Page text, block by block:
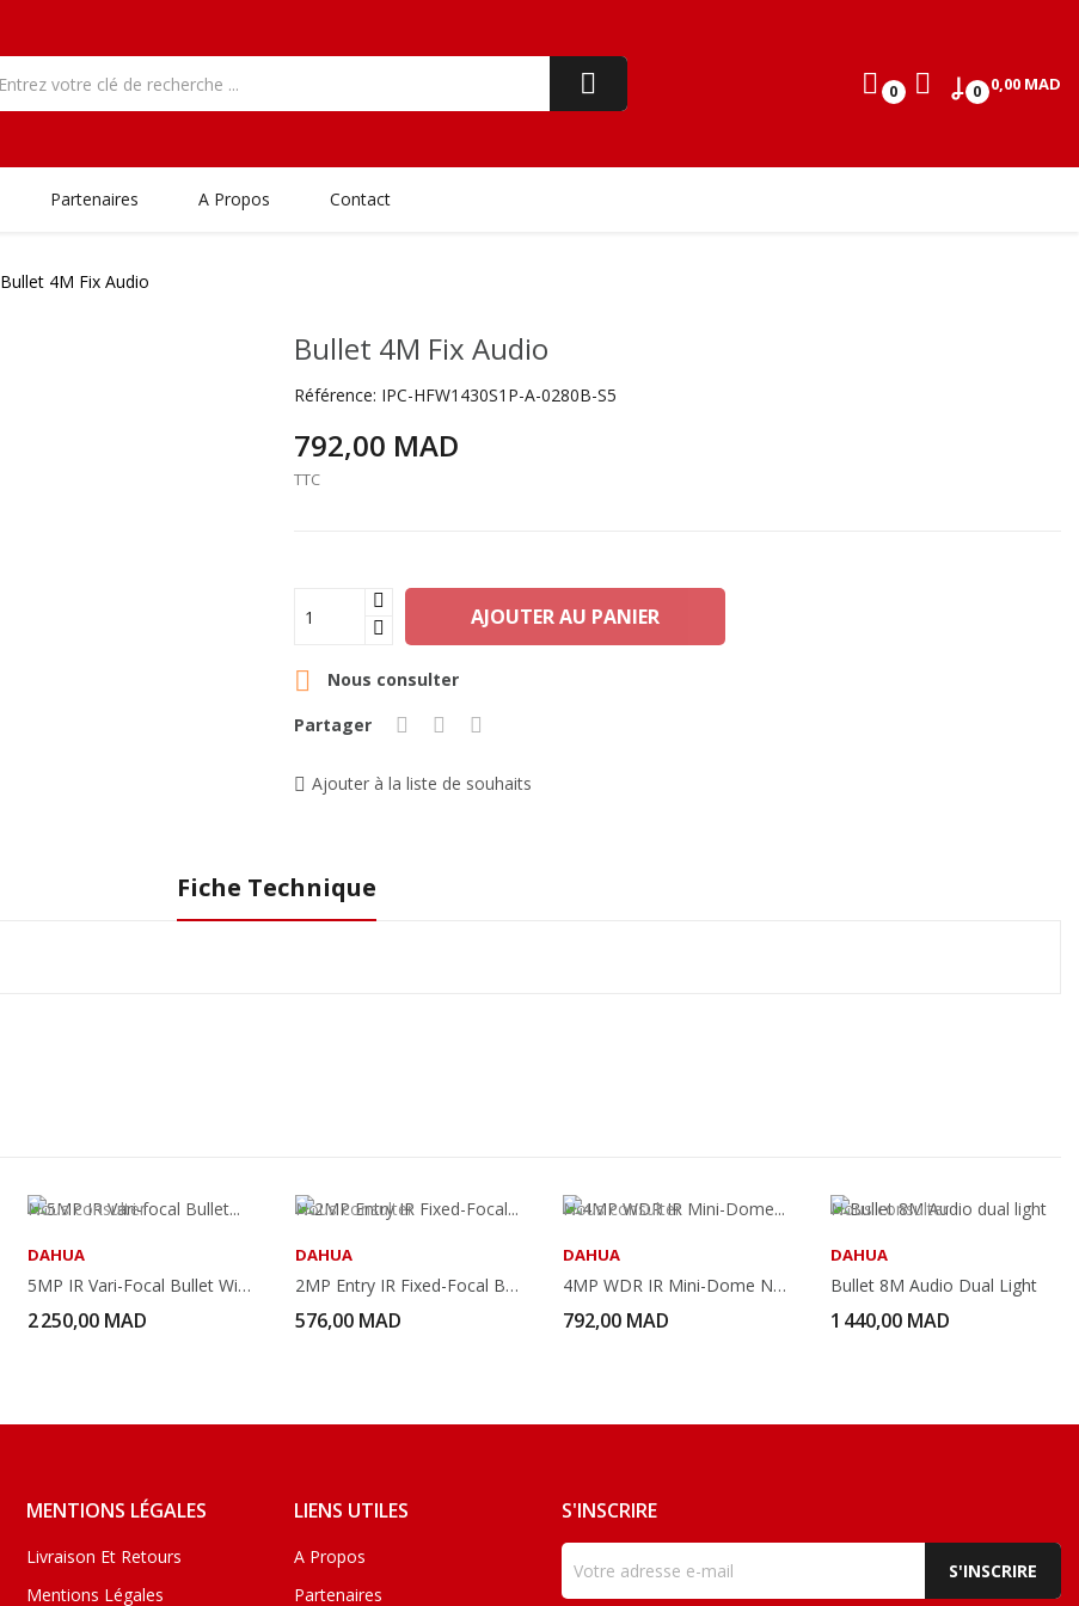
0 0,00 MAD
0
Partenaires A Propos Contact
Bullet 4M Fix Audio
Bullet 4M Fix Audio
Référence: IPC-HFW1430S1P-A-0280B-S5
792,00 MAD
TTC
AJOUTER AU PANIER
 Nous consulter
Partager
Ajouter à la liste de souhaits
Fiche Technique
Nous consulter
DAHUA
5MP IR Vari-Focal Bullet WizSense Network Camera
2 250,00 MAD
Nous consulter
DAHUA
2MP Entry IR Fixed-Focal Bullet Netwok Camera
576,00 MAD
Nous consulter
DAHUA
4MP WDR IR Mini-Dome Network Camera
792,00 MAD
Nous consulter
DAHUA
Bullet 8M Audio Dual Light
1 440,00 MAD
MENTIONS LÉGALES
Livraison Et Retours
Mentions Légales
LIENS UTILES
A Propos
Partenaires
S'INSCRIRE